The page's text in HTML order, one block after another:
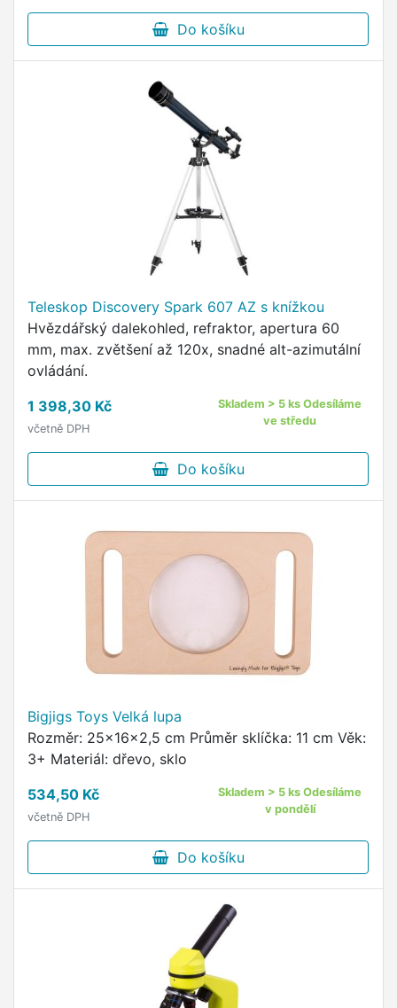
Do košíku
Teleskop Discovery Spark 607 AZ s knížkou
Hvězdářský dalekohled, refraktor, apertura 60
mm, max. zvětšení až 120x, snadné alt-azimutální
ovládání.
1 398,30 Kč
včetně DPH
Skladem > 5 ks Odesíláme
ve středu
Do košíku
Bigjigs Toys Velká lupa
Rozměr: 25x16x2,5 cm Průměr sklíčka: 11 cm Věk:
3+ Materiál: dřevo, sklo
534,50 Kč
včetně DPH
Skladem > 5 ks Odesíláme
v pondělí
Do košíku